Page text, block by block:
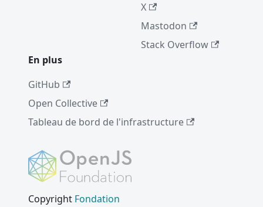
X
Mastodon
Stack Overflow
En plus
GitHub
Open Collective
Tableau de bord de l'infrastructure
Copyright Fondation